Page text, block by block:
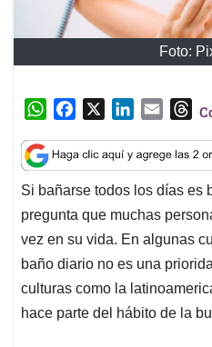
Foto:
W
a
t
s
A
p
p
c
e
b
o
o
k
n
k
e
d
I
n
a
i
l
T
r
e
a
d
s
Si bañarse todos los días es
pregunta que muchas
vez en su vida. En algunas
baño diario no es una
culturas como la
hace parte del hábito de la